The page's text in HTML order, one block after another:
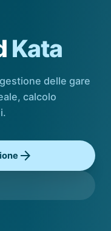
Kata
delle gare
calcolo
arrow_forward